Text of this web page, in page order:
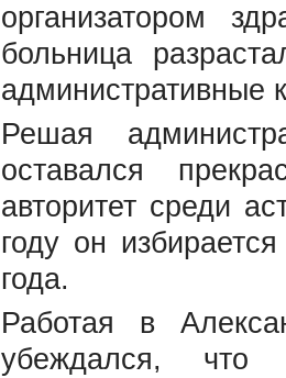
организатором
больница
административные
Решая
оставался
авторитет среди
году он
года.
Работая в
убеждался, что